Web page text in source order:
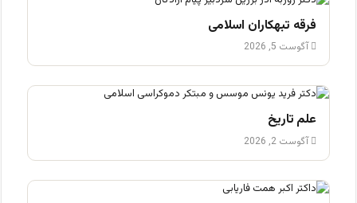
فرقه تبهکاران اسلامی
آگوست 5, 2026
علم تاریخ
آگوست 2, 2026